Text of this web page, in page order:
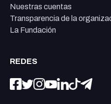
Nuestras cuentas
Transparencia de la
La Fundación
REDES